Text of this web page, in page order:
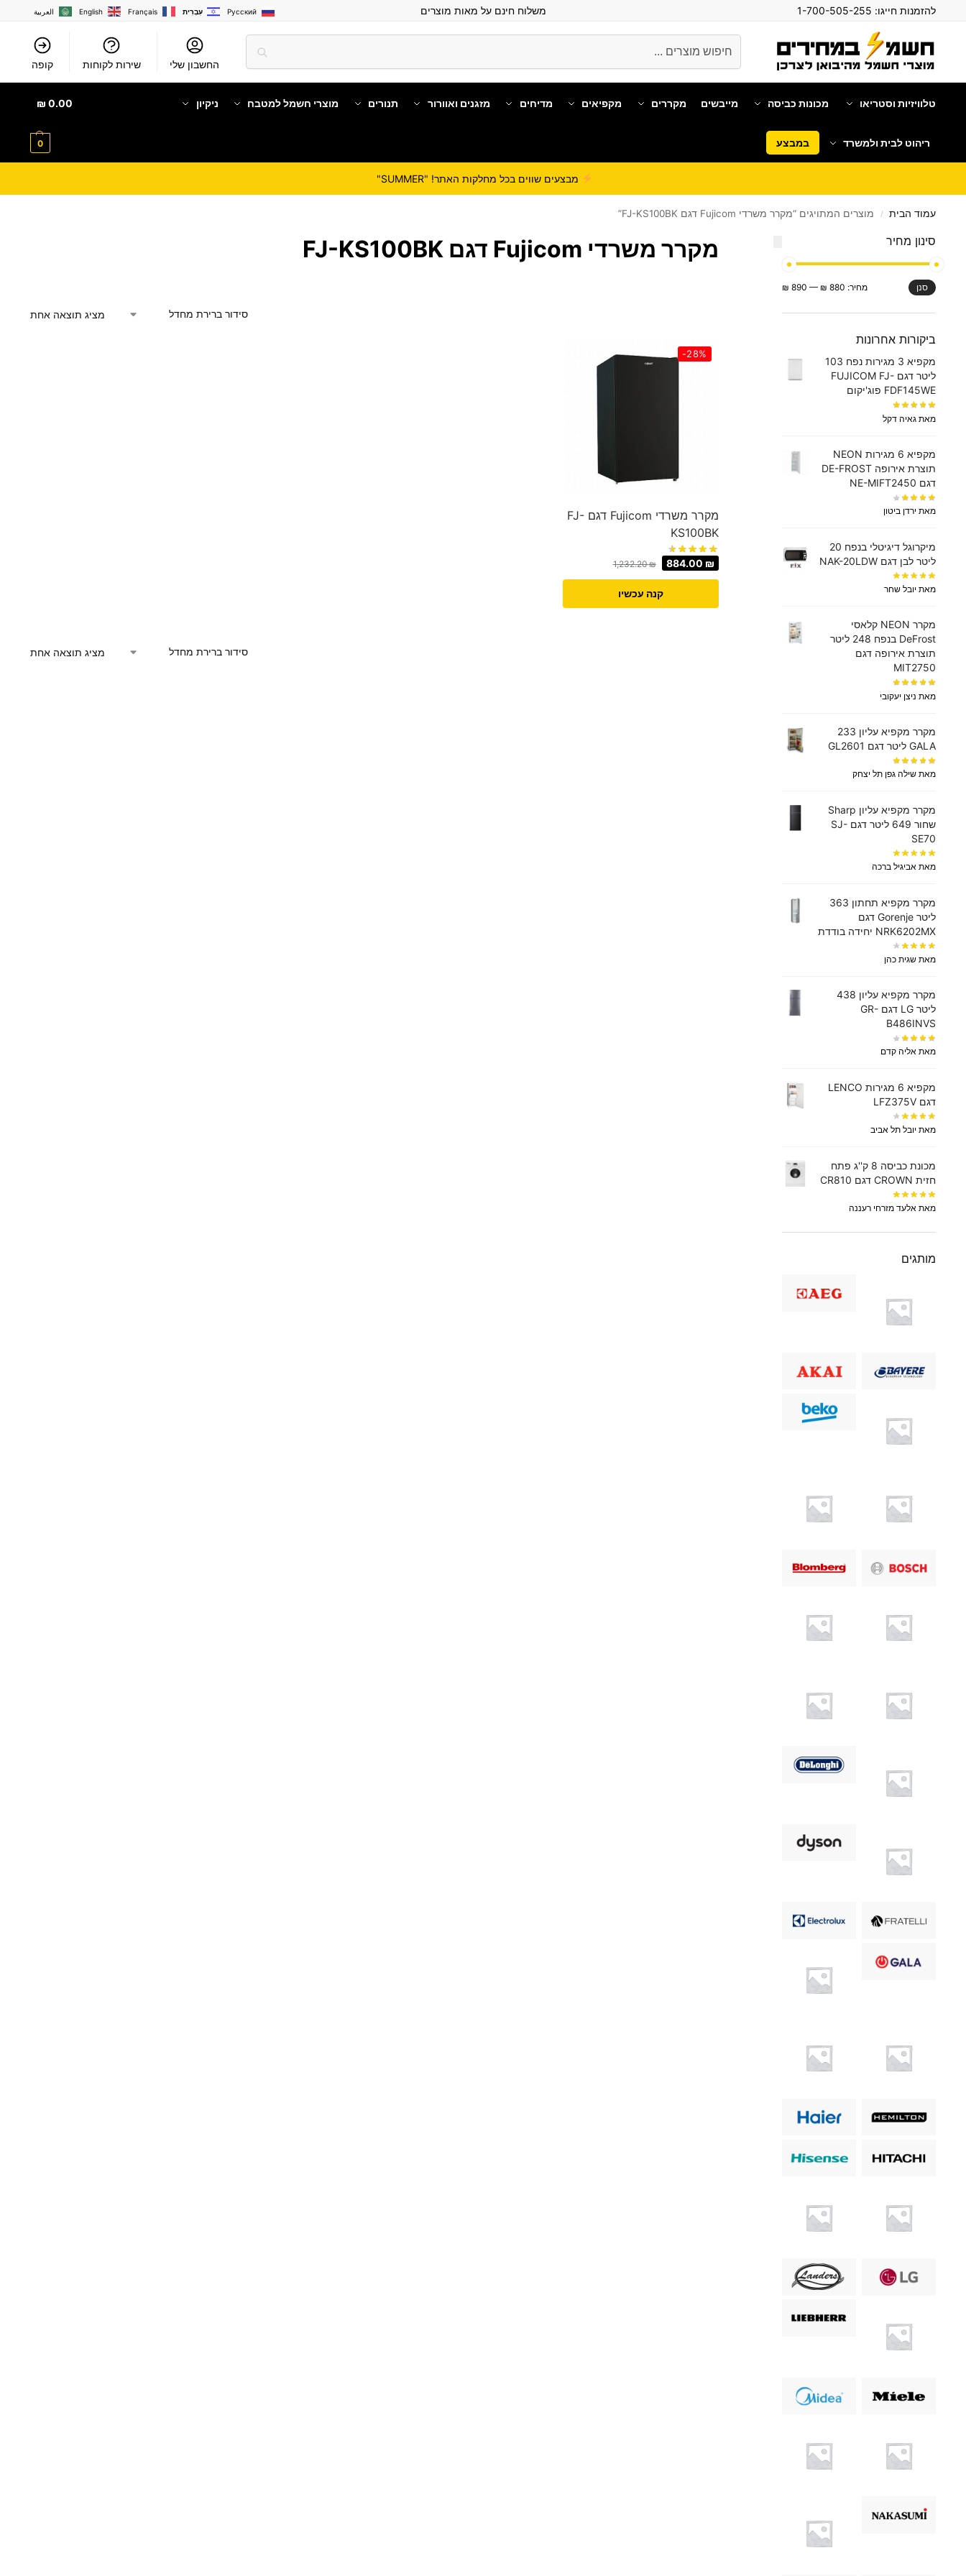
להזמנות חייגו: משלוח חינם על מאות מוצרים العربية English Français עִבְרִית Русский
החשבון שלי שירות לקוחות קופה
טלוויזיות וסטריאו מכונות כביסה מייבשים מקררים מקפיאים מדיחים מזגנים ואוורור תנורים מוצרי חשמל למטבח ניקיון
ריהוט לבית ולמשרד במבצע
0.00
₪
0
מבצעים שווים בכל מחלקות האתר! "SUMMER"
עמוד הבית / מוצרים המתויגים “מקרר משרדי Fujicom דגם FJ-KS100BK”
מקרר משרדי Fujicom דגם FJ-KS100BK
מציג תוצאה אחת
-28%
מקרר משרדי Fujicom דגם FJ-
KS100BK
1,232.20₪ 884.00 ₪
קנה עכשיו
מציג תוצאה אחת
סינון מחיר
סנן מחיר: 880 ₪
—
890 ₪
ביקורות אחרונות
מקפיא 3 מגירות נפח 103
ליטר דגם FUJICOM FJ-
FDF145WE פוג'יקום
מאת גאיה דקל
מקפיא 6 מגירות NEON
תוצרת אירופה DE-FROST
דגם NE-MIFT2450
מאת ירדן ביטון
מיקרוגל דיגיטלי בנפח 20
ליטר לבן דגם NAK-20LDW
מאת יובל שחר
מקרר NEON קלאסי
DeFrost בנפח 248 ליטר
תוצרת אירופה דגם
MIT2750
מאת ניצן יעקובי
מקרר מקפיא עליון 233
GALA ליטר דגם GL2601
מאת שילה גפן תל יצחק
מקרר מקפיא עליון Sharp
שחור 649 ליטר דגם SJ-
SE70
מאת אביגיל ברכה
מקרר ‏מקפיא תחתון 363
‏ליטר Gorenje דגם
NRK6202MX יחידה בודדת
מאת שגית כהן
מקרר מקפיא עליון 438
‏ליטר LG דגם GR-
B486INVS
מאת אליה קדם
מקפיא 6 מגירות LENCO
דגם LFZ375V
מאת יובל תל אביב
מכונת כביסה 8 ק''ג פתח
חזית CROWN דגם CR810
מאת אלעד מזרחי רעננה
מותגים